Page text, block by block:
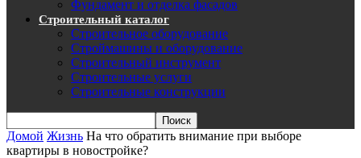
Фундамент и отделка фасадов
Строительный каталог
Строительное оборудование
Строймашины и оборудование
Строительный инструмент
Строительные услуги
Строительные конструкции
Домой Жизнь На что обратить внимание при выборе
квартиры в новостройке?